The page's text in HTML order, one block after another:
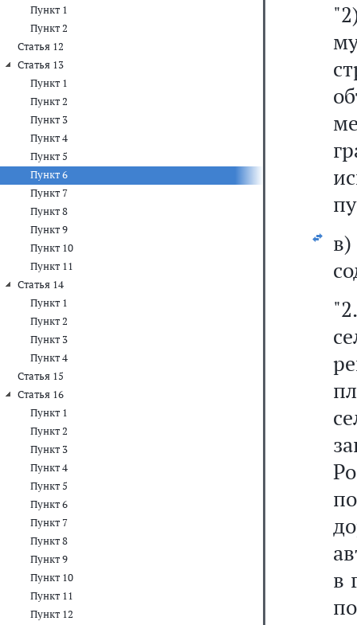
Пункт 1
Пункт 2
Статья 12
Статья 13
Пункт 1
Пункт 2
Пункт 3
Пункт 4
Пункт 5
Пункт 6
Пункт 7
Пункт 8
Пункт 9
Пункт 10
Пункт 11
Статья 14
Пункт 1
Пункт 2
Пункт 3
Пункт 4
Статья 15
Статья 16
Пункт 1
Пункт 2
Пункт 3
Пункт 4
Пункт 5
Пункт 6
Пункт 7
Пункт 8
Пункт 9
Пункт 10
Пункт 11
Пункт 12
в